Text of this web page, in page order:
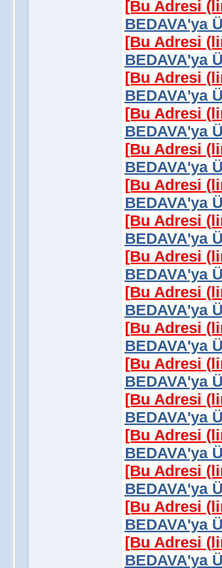
[Bu Adresi
BEDAVA'ya
[Bu Adresi
BEDAVA'ya
[Bu Adresi
BEDAVA'ya
[Bu Adresi
BEDAVA'ya
[Bu Adresi
BEDAVA'ya
[Bu Adresi
BEDAVA'ya
[Bu Adresi
BEDAVA'ya
[Bu Adresi
BEDAVA'ya
[Bu Adresi
BEDAVA'ya
[Bu Adresi
BEDAVA'ya
[Bu Adresi
BEDAVA'ya
[Bu Adresi
BEDAVA'ya
[Bu Adresi
BEDAVA'ya
[Bu Adresi
BEDAVA'ya
[Bu Adresi
BEDAVA'ya
[Bu Adresi
BEDAVA'ya